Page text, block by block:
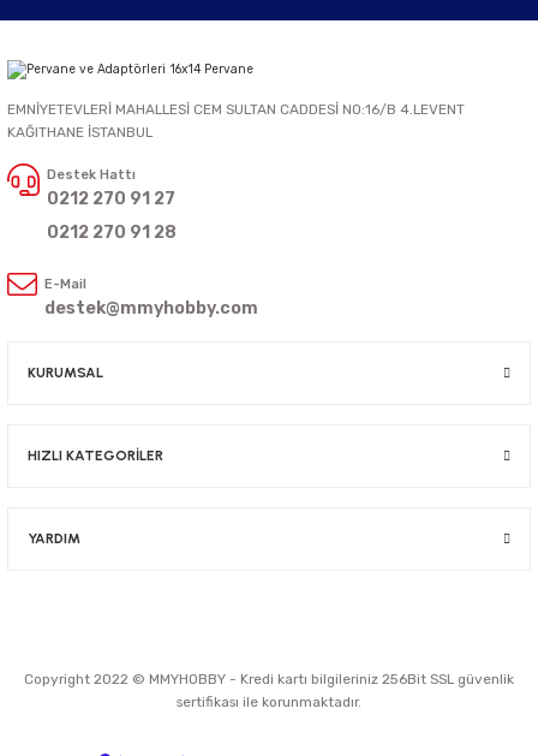
EMNİYETEVLERİ MAHALLESİ CEM SULTAN CADDESİ NO:16/B 4.LEVENT
KAĞITHANE İSTANBUL
Destek Hattı
0212 270 91 27
0212 270 91 28
E-Mail
destek@mmyhobby.com
KURUMSAL
HIZLI KATEGORİLER
YARDIM
Copyright 2022 © MMYHOBBY - Kredi kartı bilgileriniz 256Bit SSL güvenlik
sertifikası ile korunmaktadır.